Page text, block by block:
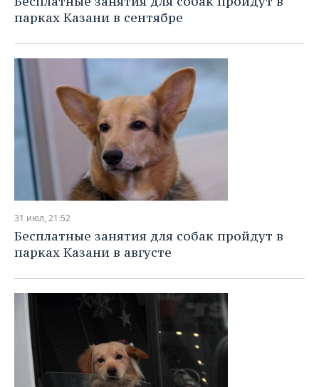
парках Казани в сентябре
31 июл, 21:52
Бесплатные занятия для собак пройдут в
парках Казани в августе